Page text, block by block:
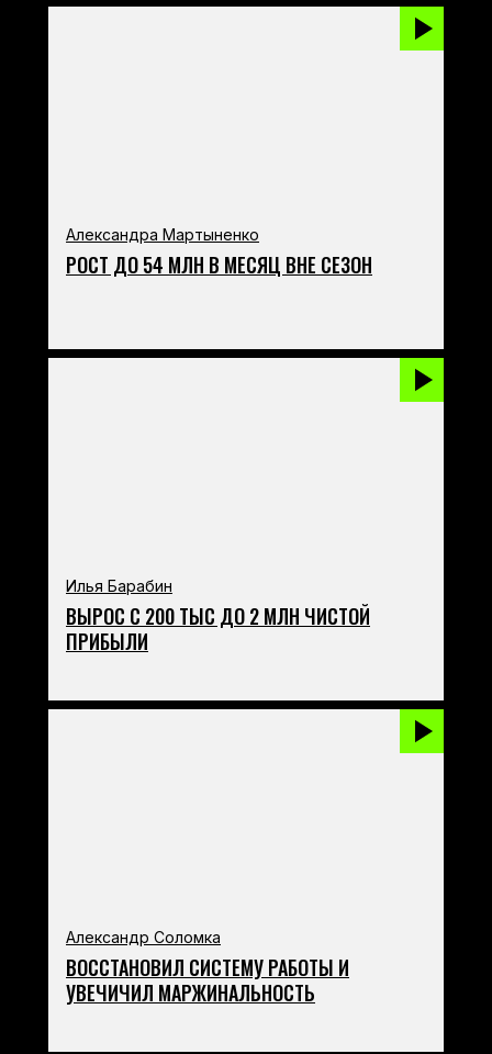
Александр Соломка
ВОССТАНОВИЛ СИСТЕМУ РАБОТЫ И
УВЕЧИЧИЛ МАРЖИНАЛЬНОСТЬ
Илья Барабин
ВЫРОС С 200 ТЫС ДО 2 МЛН ЧИСТОЙ
ПРИБЫЛИ
Александра Мартыненко
РОСТ ДО 54 МЛН В МЕСЯЦ ВНЕ СЕЗОН